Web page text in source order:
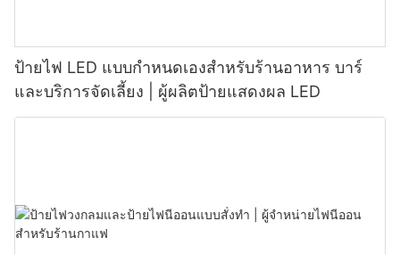
ป้ายไฟ LED แบบกำหนดเองสำหรับร้านอาหาร บาร์
และบริการจัดเลี้ยง | ผู้ผลิตป้ายแสดงผล LED